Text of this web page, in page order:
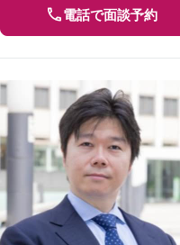
電話で面談予約